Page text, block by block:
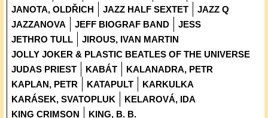
JANOTA, OLDŘICH
JAZZ HALF SEXTET
JAZZ Q
JAZZANOVA
JEFF BIOGRAF BAND
JESS
JETHRO TULL
JIROUS, IVAN MARTIN
JOLLY JOKER & PLASTIC BEATLES OF THE UNIVERSE
JUDAS PRIEST
KABÁT
KALANADRA, PETR
KAPLAN, PETR
KATAPULT
KARKULKA
KARÁSEK, SVATOPLUK
KELAROVÁ, IDA
KING CRIMSON
KING, B. B.